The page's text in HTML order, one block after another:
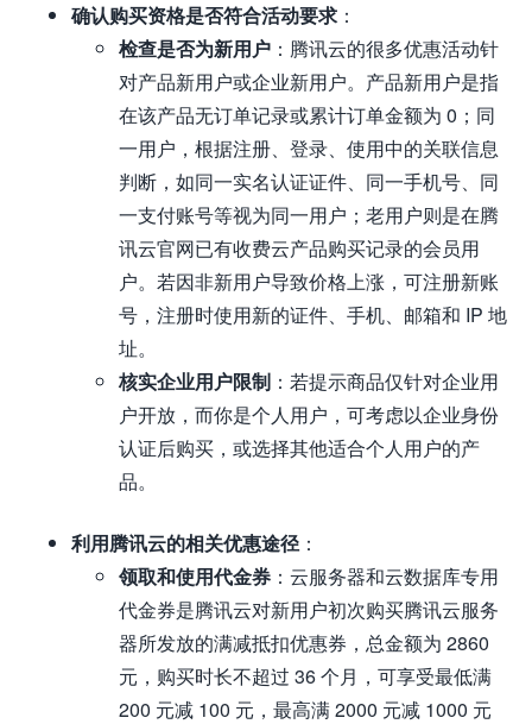
确认购买资格是否符合活动要求 ：
检查是否为新用户 ：腾讯云的很多优惠活动针
对产品新用户或企业新用户。产品新用户是指
在该产品无订单记录或累计订单金额为 0；同
一用户，根据注册、登录、使用中的关联信息
判断，如同一实名认证证件、同一手机号、同
一支付账号等视为同一用户；老用户则是在腾
讯云官网已有收费云产品购买记录的会员用
户。若因非新用户导致价格上涨，可注册新账
号，注册时使用新的证件、手机、邮箱和 IP 地
址。
核实企业用户限制 ：若提示商品仅针对企业用
户开放，而你是个人用户，可考虑以企业身份
认证后购买，或选择其他适合个人用户的产
品。
利用腾讯云的相关优惠途径：
领取和使用代金券 ：云服务器和云数据库专用
代金券是腾讯云对新用户初次购买腾讯云服务
器所发放的满减抵扣优惠券，总金额为 2860
元，购买时长不超过 36 个月，可享受最低满
200 元减 100 元，最高满 2000 元减 1000 元